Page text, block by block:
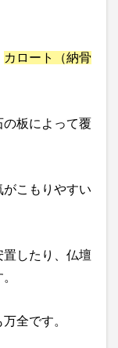
カロート（納骨
板によって覆
こもりやすい
置したり、仏壇
全です。